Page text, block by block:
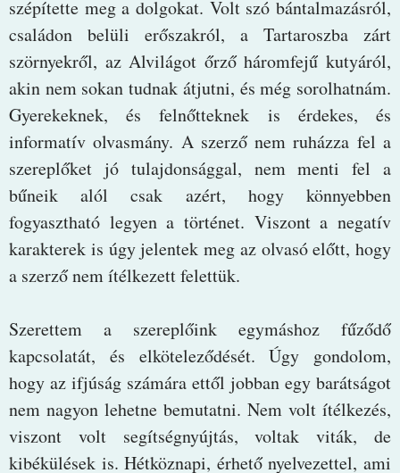
szépítette meg a dolgokat. Volt szó bántalmazásról,
családon belüli erőszakról, a Tartaroszba zárt
szörnyekről, az Alvilágot őrző háromfejű kutyáról,
akin nem sokan tudnak átjutni, és még sorolhatnám.
Gyerekeknek, és felnőtteknek is érdekes, és
informatív olvasmány. A szerző nem ruházza fel a
szereplőket jó tulajdonsággal, nem menti fel a
bűneik alól csak azért, hogy könnyebben
fogyasztható legyen a történet. Viszont a negatív
karakterek is úgy jelentek meg az olvasó előtt, hogy
a szerző nem ítélkezett felettük.
Szerettem a szereplőink egymáshoz fűződő
kapcsolatát, és elköteleződését. Úgy gondolom,
hogy az ifjúság számára ettől jobban egy barátságot
nem nagyon lehetne bemutatni. Nem volt ítélkezés,
viszont volt segítségnyújtás, voltak viták, de
kibékülések is. Hétköznapi, érhető nyelvezettel, ami